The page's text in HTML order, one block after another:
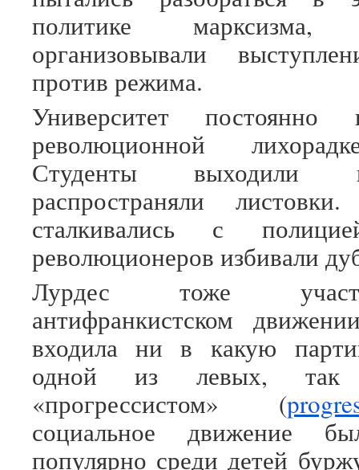
политике
организовывали
против режима.
Университет постоянно
революционной
Студенты
распространяли
сталкивались с
революционеров избивали
Лурдес тоже
антифранкистском
входила ни в какую
одной из левых, так
«прогрессистом» (
социальное движение
популярно среди детей